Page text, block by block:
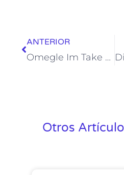
ANTERIOR
Omegle Im Take A Look At April 2025: Vor- Und Nachteile Kosten, Erfolgschancen Und Mitgliederanzahl
Otros